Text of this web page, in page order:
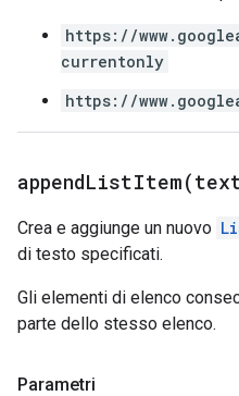
https://
currentonly
https://
appendListItem(
Crea e aggiunge un nuovo
di testo specificati.
Gli elementi di elenco
parte dello stesso elenco.
Parametri